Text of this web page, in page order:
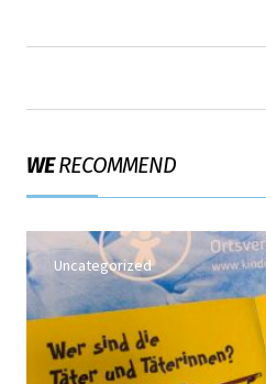
WERECOMMEND
Uncategorized